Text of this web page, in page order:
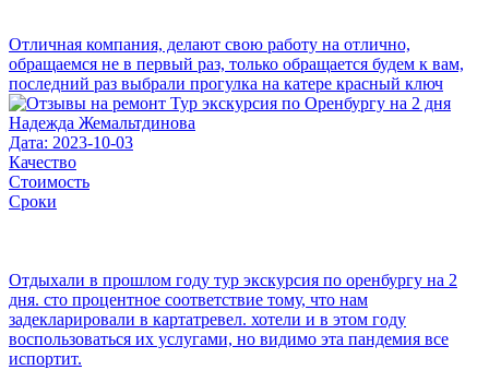
Отличная компания, делают свою работу на отлично,
обращаемся не в первый раз, только обращается будем к вам,
последний раз выбрали прогулка на катере красный ключ
Надежда Жемальтдинова
Дата: 2023-10-03
Качество
Стоимость
Сроки
Отдыхали в прошлом году тур экскурсия по оренбургу на 2
дня. сто процентное соответствие тому, что нам
задекларировали в картатревел. хотели и в этом году
воспользоваться их услугами, но видимо эта пандемия все
испортит.